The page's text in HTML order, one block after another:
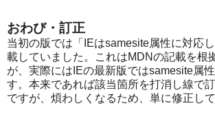
おわび・訂正
当初の版では「IEはsamesite属性に対応
載していました。これはMDNの記載を根
が、実際にはIEの最新版ではsamesite属
す。本来であれば該当箇所を打消し線で
ですが、煩わしくなるため、単に修正して